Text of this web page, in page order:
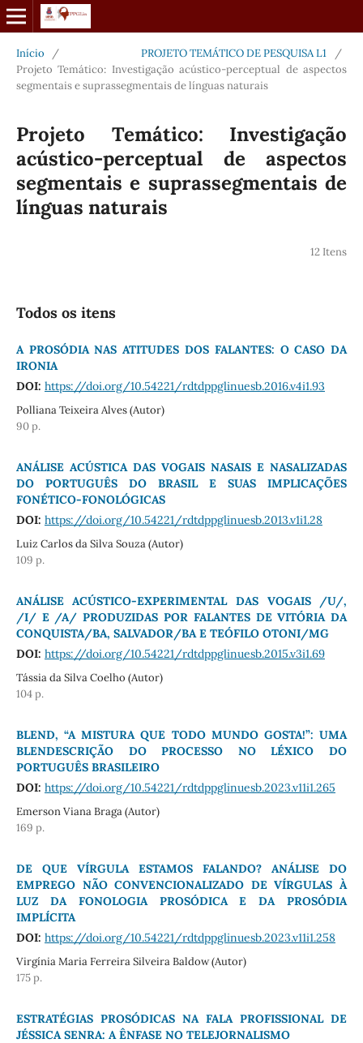
Início / PROJETO TEMÁTICO DE PESQUISA L1
/
Projeto Temático: Investigação acústico-perceptual de aspectos
segmentais e suprassegmentais de línguas naturais
Projeto Temático: Investigação
acústico-perceptual de aspectos
segmentais e suprassegmentais de
línguas naturais
12 Itens
Todos os itens
A PROSÓDIA NAS ATITUDES DOS FALANTES: O CASO DA
IRONIA
DOI: https://doi.org/10.54221/rdtdppglinuesb.2016.v4i1.93
Polliana Teixeira Alves (Autor)
90 p.
ANÁLISE ACÚSTICA DAS VOGAIS NASAIS E NASALIZADAS
DO PORTUGUÊS DO BRASIL E SUAS IMPLICAÇÕES
FONÉTICO-FONOLÓGICAS
DOI: https://doi.org/10.54221/rdtdppglinuesb.2013.v1i1.28
Luiz Carlos da Silva Souza (Autor)
109 p.
ANÁLISE ACÚSTICO-EXPERIMENTAL DAS VOGAIS /U/,
/I/ E /A/ PRODUZIDAS POR FALANTES DE VITÓRIA DA
CONQUISTA/BA, SALVADOR/BA E TEÓFILO OTONI/MG
DOI: https://doi.org/10.54221/rdtdppglinuesb.2015.v3i1.69
Tássia da Silva Coelho (Autor)
104 p.
BLEND, “A MISTURA QUE TODO MUNDO GOSTA!”: UMA
BLENDESCRIÇÃO DO PROCESSO NO LÉXICO DO
PORTUGUÊS BRASILEIRO
DOI: https://doi.org/10.54221/rdtdppglinuesb.2023.v11i1.265
Emerson Viana Braga (Autor)
169 p.
DE QUE VÍRGULA ESTAMOS FALANDO? ANÁLISE DO
EMPREGO NÃO CONVENCIONALIZADO DE VÍRGULAS À
LUZ DA FONOLOGIA PROSÓDICA E DA PROSÓDIA
IMPLÍCITA
DOI: https://doi.org/10.54221/rdtdppglinuesb.2023.v11i1.258
Virgínia Maria Ferreira Silveira Baldow (Autor)
175 p.
ESTRATÉGIAS PROSÓDICAS NA FALA PROFISSIONAL DE
JÉSSICA SENRA: A ÊNFASE NO TELEJORNALISMO